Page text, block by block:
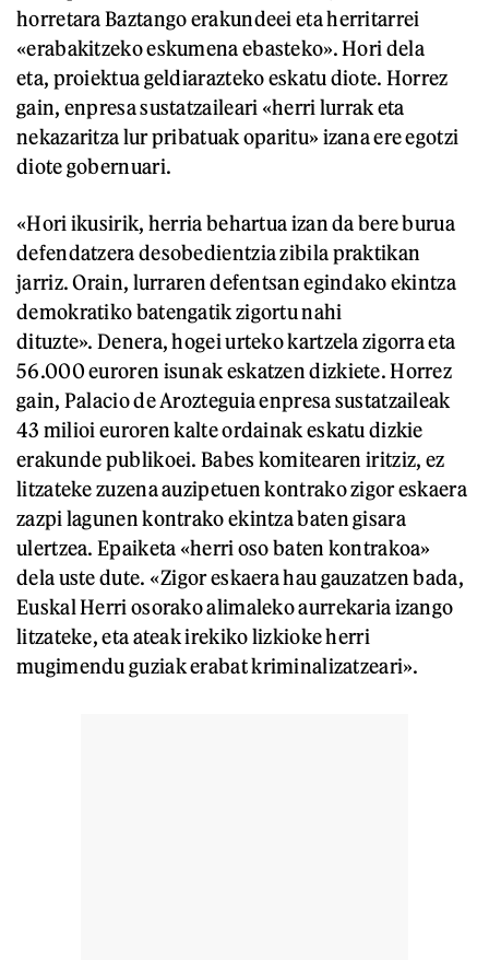
horretara Baztango erakundeei eta herritarrei
«erabakitzeko eskumena ebasteko». Hori dela
eta, proiektua geldiarazteko eskatu diote. Horrez
gain, enpresa sustatzaileari «herri lurrak eta
nekazaritza lur pribatuak oparitu» izana ere egotzi
diote gobernuari.
«Hori ikusirik, herria behartua izan da bere burua
defendatzera desobedientzia zibila praktikan
jarriz. Orain, lurraren defentsan egindako ekintza
demokratiko batengatik zigortu nahi
dituzte». Denera, hogei urteko kartzela zigorra eta
56.000 euroren isunak eskatzen dizkiete. Horrez
gain, Palacio de Arozteguia enpresa sustatzaileak
43 milioi euroren kalte ordainak eskatu dizkie
erakunde publikoei. Babes komitearen iritziz, ez
litzateke zuzena auzipetuen kontrako zigor eskaera
zazpi lagunen kontrako ekintza baten gisara
ulertzea. Epaiketa «herri oso baten kontrakoa»
dela uste dute. «Zigor eskaera hau gauzatzen bada,
Euskal Herri osorako alimaleko aurrekaria izango
litzateke, eta ateak irekiko lizkioke herri
mugimendu guziak erabat kriminalizatzeari».